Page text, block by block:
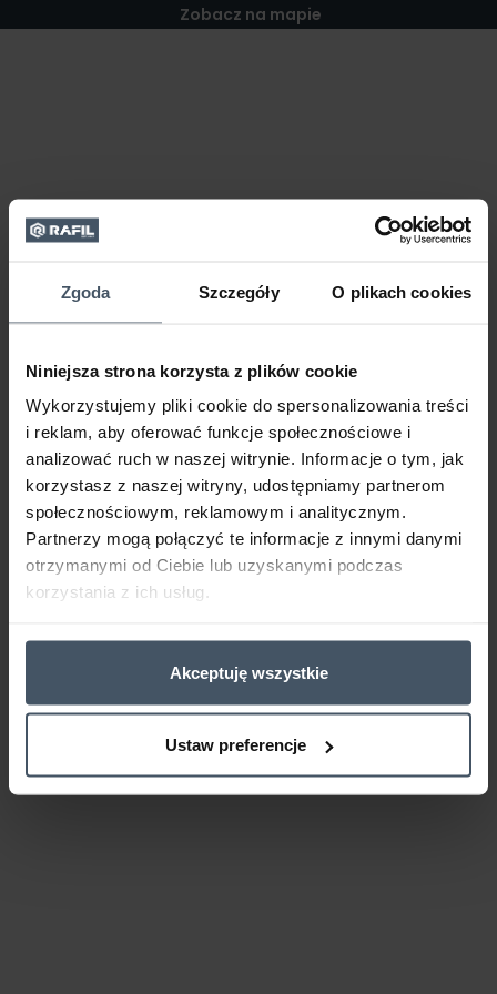
Zgoda Szczegóły O plikach cookies
Niniejsza strona korzysta z plików cookie
Wykorzystujemy pliki cookie do spersonalizowania treści
i reklam, aby oferować funkcje społecznościowe i
analizować ruch w naszej witrynie. Informacje o tym, jak
korzystasz z naszej witryny, udostępniamy partnerom
społecznościowym, reklamowym i analitycznym.
Partnerzy mogą połączyć te informacje z innymi danymi
otrzymanymi od Ciebie lub uzyskanymi podczas
korzystania z ich usług.
Akceptuję wszystkie
Ustaw preferencje
Zobacz na mapie